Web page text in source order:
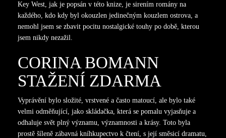
Key West, jak je popsán v této knize, je sirením romány na
každého, kdo kdy byl okouzlen jedinečným kouzlem ostrova, a
nemohl jsem se zbavit pocitu nostalgické touhy po době, kterou
jsem nikdy nezažil.
CORINA BOMANN
STAŽENÍ ZDARMA​
Vyprávění bylo složité, vrstvené a často matoucí, ale bylo také
velmi odměňující, jako skládačka, která se pomalu vyjasňuje a
odhaluje svět plný významu, významnosti a krásy. Toto byla
prostě šíleně zábavná kníhkupectvo k čtení, s její směsicí dramatu,